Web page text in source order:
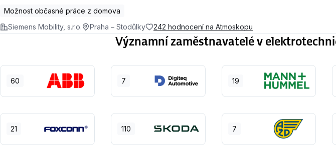
Možnost občasné práce z domova
Siemens Mobility, s.r.o.
Praha – Stodůlky 242 hodnocení na Atmoskopu
Významní zaměstnavatelé v
60 7 19
21 110 7